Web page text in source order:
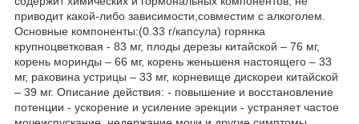
приводит какой-либо зависимости,совместим с алкоголем.
Основные компоненты:(0.33 г/капсула) горянка
крупноцветковая - 83 мг, плоды дерезы китайской – 76 мг,
корень моринды – 66 мг, корень женьшеня настоящего – 33
мг, раковина устрицы – 33 мг, корневище дискореи китайской
– 39 мг. Описание действия: - повышение и восстановление
потенции - ускорение и усиление эрекции - устраняет частое